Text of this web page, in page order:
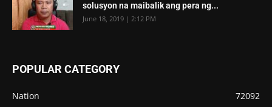
solusyon na maibalik ang pera ng...
June 18, 2019 | 2:12 PM
POPULAR CATEGORY
Nation
72092